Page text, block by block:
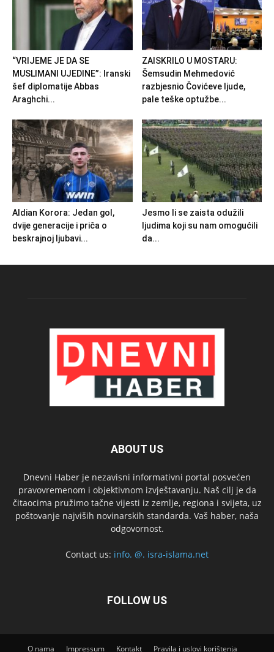
“VRIJEME JE DA SE
MUSLIMANI UJEDINE”: Iranski
šef diplomatije Abbas
Araghchi...
ZAISKRILO U MOSTARU:
Šemsudin Mehmedović
razbjesnio Čovićeve ljude,
pale teške optužbe...
Aldian Korora: Jedan gol,
dvije generacije i priča o
beskrajnoj ljubavi...
Jesmo li se zaista odužili
ljudima koji su nam omogućili
da...
ABOUT US
Dnevni Haber je nezavisni informativni portal posvećen
pravovremenom i objektivnom izvještavanju. Naš cilj je da
čitaocima pružimo tačne vijesti iz zemlje, regiona i svijeta, uz
poštovanje najviših novinarskih standarda. Vaš haber, naša
odgovornost.
Contact us: info. @. isra-islama.net
FOLLOW US
O nama Impressum Kontakt Pravila i uslovi korištenja